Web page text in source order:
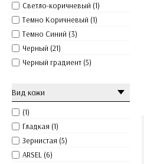
Светло-коричневый (1)
Темно Коричневый (1)
Темно Синий (3)
Черный (21)
Черный градиент (5)
Вид кожи
(1)
Гладкая (1)
Зернистая (5)
ARSEL (6)